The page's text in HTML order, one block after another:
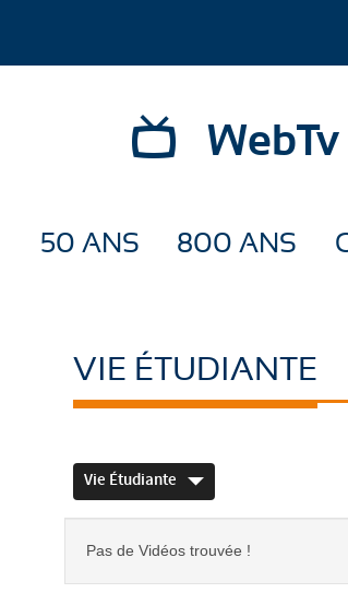
WebTv
50 ANS 800 ANS
VIE ÉTUDIANTE
Vie Étudiante
Pas de Vidéos trouvée !